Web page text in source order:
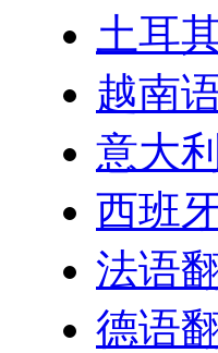
土耳
越南
意大
西班
法语
德语